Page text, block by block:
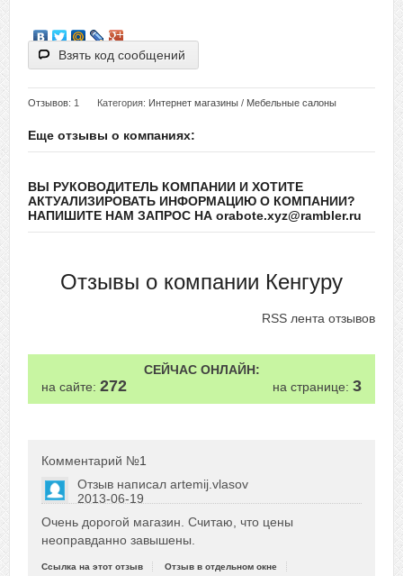
Взять код сообщений
Отзывов: 1 Категория: Интернет магазины / Мебельные салоны
Еще отзывы о компаниях:
ВЫ РУКОВОДИТЕЛЬ КОМПАНИИ И ХОТИТЕ
АКТУАЛИЗИРОВАТЬ ИНФОРМАЦИЮ О КОМПАНИИ?
НАПИШИТЕ НАМ ЗАПРОС НА orabote.xyz@rambler.ru
Отзывы о компании Кенгуру
RSS лента отзывов
СЕЙЧАС ОНЛАЙН:
на сайте: 272 на странице: 3
Комментарий №1
Отзыв написал artemij.vlasov
2013-06-19
+2
Сказать друзьям об отзыве
Очень дорогой магазин. Считаю, что цены
неоправданно завышены.
Ссылка на этот отзыв
Отзыв в отдельном окне